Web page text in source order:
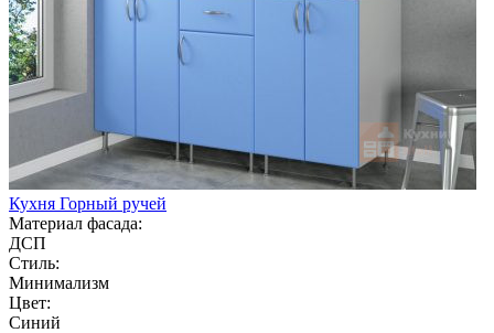
Кухня Горный ручей
Материал фасада:
ДСП
Стиль:
Минимализм
Цвет:
Синий